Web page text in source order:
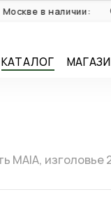
в наличии:
КАТАЛОГ
MAIA, изголовье